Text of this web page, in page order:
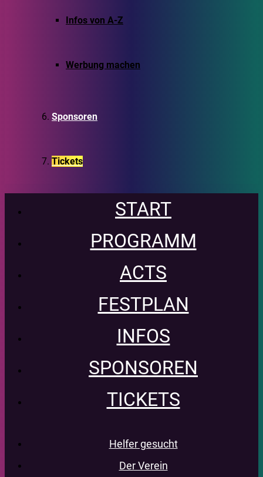
Infos von A-Z
Werbung machen
Sponsoren
Tickets
START
PROGRAMM
ACTS
FESTPLAN
INFOS
SPONSOREN
TICKETS
Helfer gesucht
Der Verein